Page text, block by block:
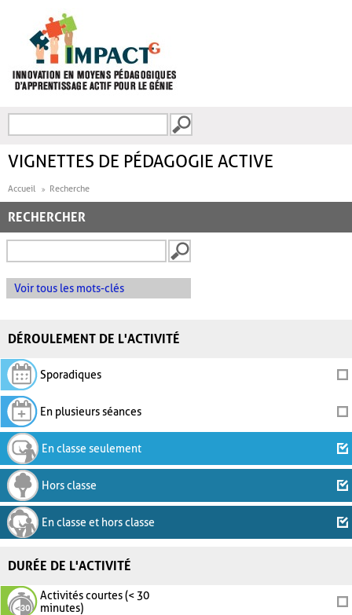
FORMULAIRE DE
VIGNETTES DE PÉDAGOGIE ACTIVE
Accueil Recherche
RECHERCHER
Voir tous les mots-clés
DÉROULEMENT DE L'ACTIVITÉ
Sporadiques
En plusieurs séances
En classe seulement
Hors classe
En classe et hors classe
DURÉE DE L'ACTIVITÉ
Activités courtes (< 30
minutes)